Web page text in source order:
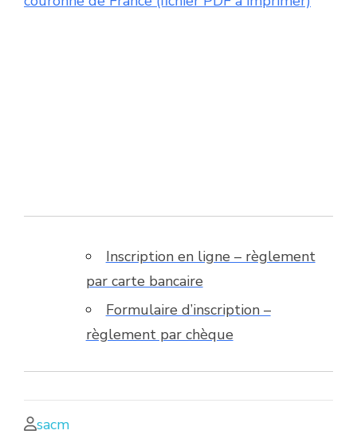
Inscription en ligne – règlement
par carte bancaire
Formulaire d’inscription –
règlement par chèque
sacm